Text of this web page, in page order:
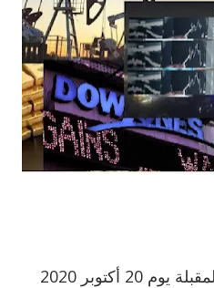
إشارات التداول للساعات المقبلة يوم 20 أكتوبر 2020